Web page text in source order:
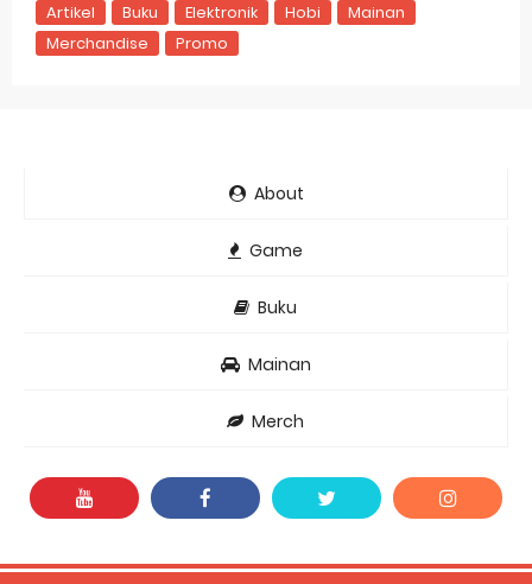
Artikel Buku Elektronik Hobi
Mainan
Merchandise
Promo
About
Game
Buku
Mainan
Merch